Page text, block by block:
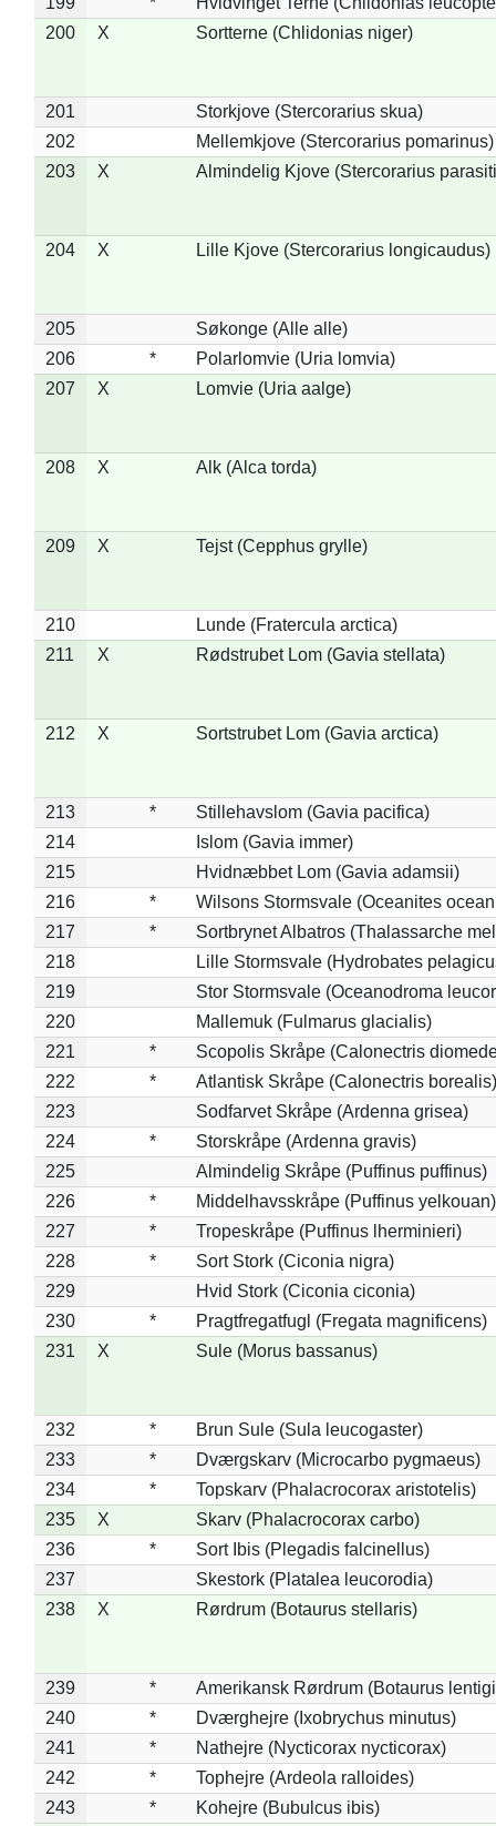
200
X Sortterne (Chlidonias niger)
201
Storkjove (Stercorarius skua)
202
Mellemkjove (Stercorarius pomarinus)
203
X Almindelig Kjove (Stercorarius
204 X Lille Kjove (Stercorarius longicaudus)
205
Søkonge (Alle alle)
206
*
Polarlomvie (Uria lomvia)
207
X Lomvie (Uria aalge)
208 X Alk (Alca torda)
209 X Tejst (Cepphus grylle)
210
Lunde (Fratercula arctica)
211
X Rødstrubet Lom (Gavia stellata)
212 X Sortstrubet Lom (Gavia arctica)
213 *
Stillehavslom (Gavia pacifica)
214
Islom (Gavia immer)
215
Hvidnæbbet Lom (Gavia adamsii)
216
*
Wilsons Stormsvale (Oceanites
217
*
Sortbrynet Albatros (Thalassarche
218
Lille Stormsvale (Hydrobates
219
Stor Stormsvale (Oceanodroma
220
Mallemuk (Fulmarus glacialis)
221
*
Scopolis Skråpe (Calonectris
222
*
Atlantisk Skråpe (Calonectris borealis)
223
Sodfarvet Skråpe (Ardenna grisea)
224
*
Storskråpe (Ardenna gravis)
225
Almindelig Skråpe (Puffinus puffinus)
226
*
Middelhavsskråpe (Puffinus yelkouan)
227
*
Tropeskråpe (Puffinus lherminieri)
228
*
Sort Stork (Ciconia nigra)
229
Hvid Stork (Ciconia ciconia)
230
*
Pragtfregatfugl (Fregata magnificens)
231
X Sule (Morus bassanus)
232 *
Brun Sule (Sula leucogaster)
233
*
Dværgskarv (Microcarbo pygmaeus)
234
*
Topskarv (Phalacrocorax aristotelis)
235
X
Skarv (Phalacrocorax carbo)
236
*
Sort Ibis (Plegadis falcinellus)
237
Skestork (Platalea leucorodia)
238
X Rørdrum (Botaurus stellaris)
239 *
Amerikansk Rørdrum (Botaurus
240
*
Dværghejre (Ixobrychus minutus)
241
*
Nathejre (Nycticorax nycticorax)
242
*
Tophejre (Ardeola ralloides)
243
* Kohejre (Bubulcus ibis)